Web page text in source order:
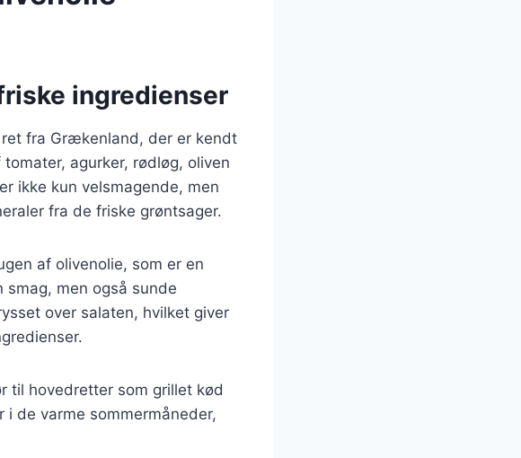
ingredienser
fra Grækenland, der er kendt
agurker, rødløg, oliven
ikke kun velsmagende, men
fra de friske grøntsager.
af olivenolie, som er en
men også sunde
over salaten, hvilket giver
til hovedretter som grillet kød
de varme sommermåneder,